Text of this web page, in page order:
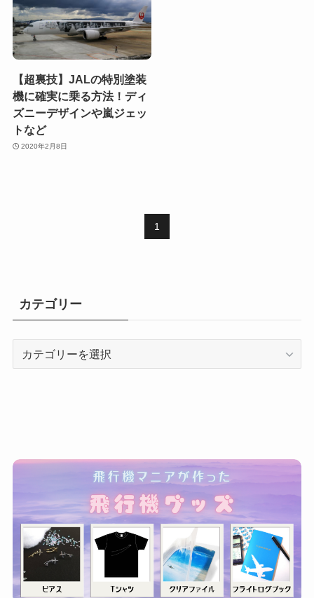
【超裏技】JALの特別塗装
機に確実に乗る方法！ディ
ズニーデザインや嵐ジェッ
トなど
2020年2月8日
1
カテゴリー